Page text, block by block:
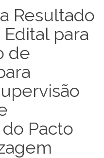
Resultado
para
de
Pacto